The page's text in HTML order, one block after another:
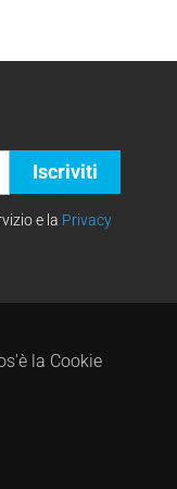
e la Privacy
la Cookie